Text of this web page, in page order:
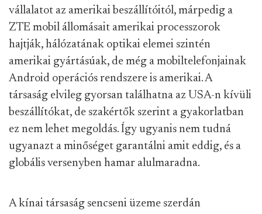
vállalatot az amerikai beszállítóitól, márpedig a
ZTE mobil állomásait amerikai processzorok
hajtják, hálózatának optikai elemei szintén
amerikai gyártásúak, de még a mobiltelefonjainak
Android operációs rendszere is amerikai. A
társaság elvileg gyorsan találhatna az USA-n kívüli
beszállítókat, de szakértők szerint a gyakorlatban
ez nem lehet megoldás. Így ugyanis nem tudná
ugyanazt a minőséget garantálni amit eddig, és a
globális versenyben hamar alulmaradna.
A kínai társaság sencseni üzeme szerdán